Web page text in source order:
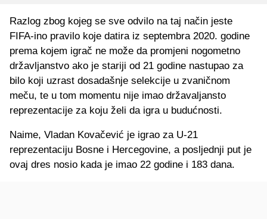
Razlog zbog kojeg se sve odvilo na taj način jeste
FIFA-ino pravilo koje datira iz septembra 2020. godine
prema kojem igrač ne može da promjeni nogometno
državljanstvo ako je stariji od 21 godine nastupao za
bilo koji uzrast dosadašnje selekcije u zvaničnom
meču, te u tom momentu nije imao državaljansto
reprezentacije za koju želi da igra u budućnosti.
Naime, Vladan Kovačević je igrao za U-21
reprezentaciju Bosne i Hercegovine, a posljednji put je
ovaj dres nosio kada je imao 22 godine i 183 dana.